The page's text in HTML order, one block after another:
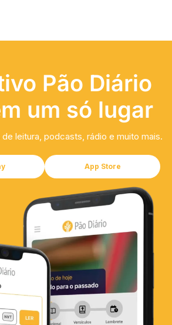
Pão Diário
um só lugar
leitura, podcasts, rádio e muito mais.
App Store